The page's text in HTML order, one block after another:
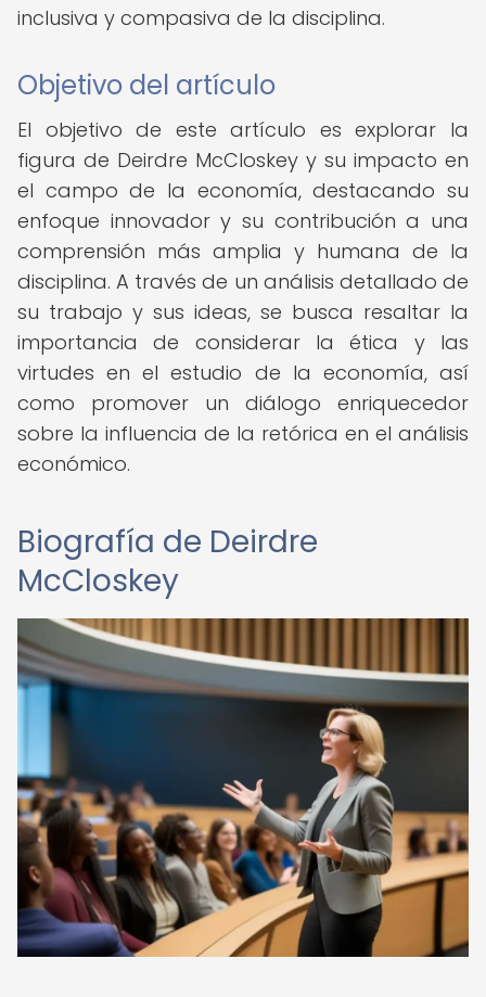
inclusiva y compasiva de la disciplina.
Objetivo del artículo
El objetivo de este artículo es explorar la
figura de Deirdre McCloskey y su impacto en
el campo de la economía, destacando su
enfoque innovador y su contribución a una
comprensión más amplia y humana de la
disciplina. A través de un análisis detallado de
su trabajo y sus ideas, se busca resaltar la
importancia de considerar la ética y las
virtudes en el estudio de la economía, así
como promover un diálogo enriquecedor
sobre la influencia de la retórica en el análisis
económico.
Biografía de Deirdre
McCloskey